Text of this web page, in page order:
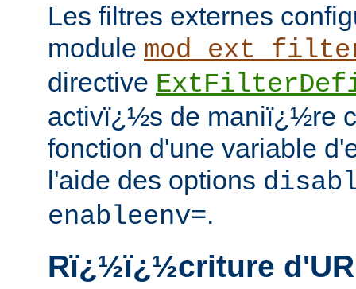
Les filtres externes
module
directive
activï¿½s de maniï¿½re
fonction d'une variable
l'aide des options
enableenv=.
Rï¿½ï¿½criture